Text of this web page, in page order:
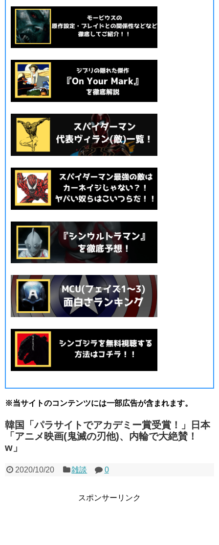
※当サイトのコンテンツには一部広告が含まれます。
韓国「パラサイトでアカデミー賞受賞！」日本
「アニメ映画(鬼滅の刃他)、内輪で大絶賛！
w」
2020/10/20 雑談 0
スポンサーリンク